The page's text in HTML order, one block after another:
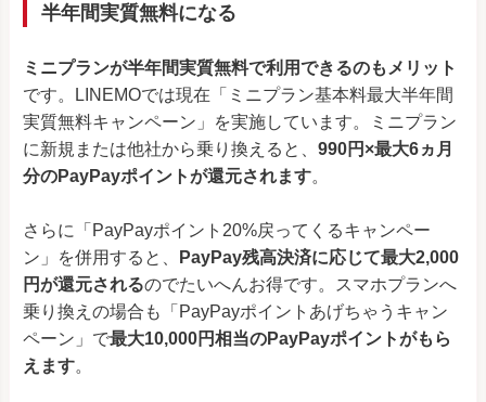
半年間実質無料になる
ミニプランが半年間実質無料で利用できるのもメリット
です。LINEMOでは現在「ミニプラン基本料最大半年間
実質無料キャンペーン」を実施しています。ミニプラン
に新規または他社から乗り換えると、 990円×最大6ヵ月
分のPayPayポイントが還元されます。
さらに「PayPayポイント20%戻ってくるキャンペー
ン」を併用すると、
PayPay残高決済に応じて最大2,000
円が還元されるのでたいへんお得です。スマホプランへ
乗り換えの場合も「PayPayポイントあげちゃうキャン
ペーン」で最大10,000円相当のPayPayポイントがもら
えます。